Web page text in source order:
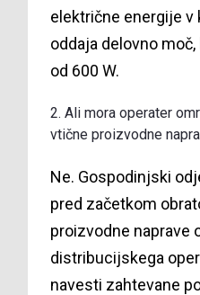
električne energije
oddaja delovno
od 600 W.
2. Ali mora operater
vtične proizvodne
Ne. Gospodinjski
pred začetkom
proizvodne naprave
distribucijskega
navesti zahtevane